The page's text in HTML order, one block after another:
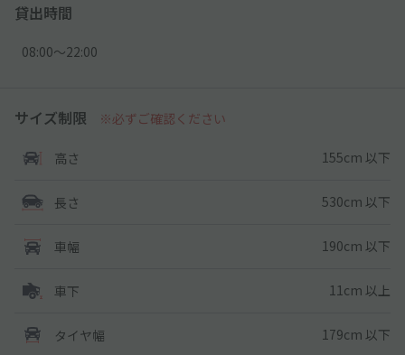
貸出時間
08:00〜22:00
サイズ制限 ※必ずご確認ください
高さ 155cm 以下
長さ 530cm 以下
車幅 190cm 以下
車下 11cm 以上
タイヤ幅 179cm 以下